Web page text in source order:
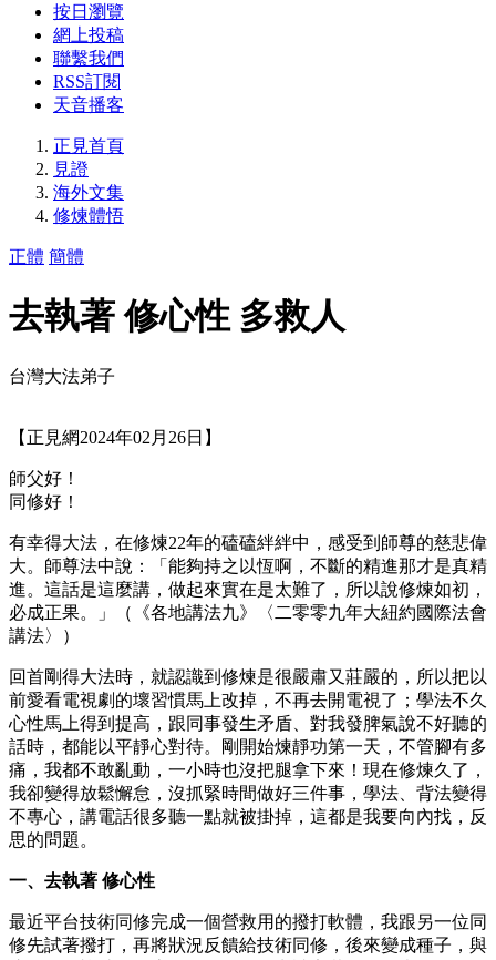
按日瀏覽
網上投稿
聯繫我們
RSS訂閱
天音播客
正見首頁
見證
海外文集
修煉體悟
正體 簡體
去執著 修心性 多救人
台灣大法弟子
【正見網2024年02月26日】
師父好！
同修好！
有幸得大法，在修煉22年的磕磕絆絆中，感受到師尊的慈悲偉
大。師尊法中說：「能夠持之以恆啊，不斷的精進那才是真精
進。這話是這麼講，做起來實在是太難了，所以說修煉如初，
必成正果。」（《各地講法九》〈二零零九年大紐約國際法會
講法〉）
回首剛得大法時，就認識到修煉是很嚴肅又莊嚴的，所以把以
前愛看電視劇的壞習慣馬上改掉，不再去開電視了；學法不久
心性馬上得到提高，跟同事發生矛盾、對我發脾氣說不好聽的
話時，都能以平靜心對待。剛開始煉靜功第一天，不管腳有多
痛，我都不敢亂動，一小時也沒把腿拿下來！現在修煉久了，
我卻變得放鬆懈怠，沒抓緊時間做好三件事，學法、背法變得
不專心，講電話很多聽一點就被掛掉，這都是我要向內找，反
思的問題。
一、去執著 修心性
最近平台技術同修完成一個營救用的撥打軟體，我跟另一位同
修先試著撥打，再將狀況反饋給技術同修，後來變成種子，與